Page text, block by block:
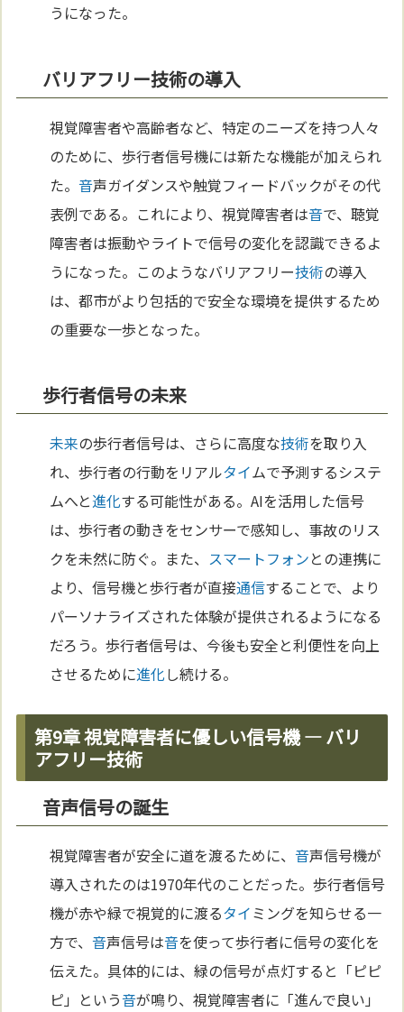
うになった。
バリアフリー技術の導入
視覚障害者や高齢者など、特定のニーズを持つ人々
のために、歩行者信号機には新たな機能が加えられ
た。音声ガイダンスや触覚フィードバックがその代
表例である。これにより、視覚障害者は音で、聴覚
障害者は振動やライトで信号の変化を認識できるよ
うになった。このようなバリアフリー技術の導入
は、都市がより包括的で安全な環境を提供するため
の重要な一歩となった。
歩行者信号の未来
未来の歩行者信号は、さらに高度な技術を取り入
れ、歩行者の行動をリアルタイムで予測するシステ
ムへと進化する可能性がある。AIを活用した信号
は、歩行者の動きをセンサーで感知し、事故のリス
クを未然に防ぐ。また、 スマートフォンとの連携に
より、信号機と歩行者が直接通信することで、より
パーソナライズされた体験が提供されるようになる
だろう。歩行者信号は、今後も安全と利便性を向上
させるために進化し続ける。
第9章 視覚障害者に優しい信号機 — バリ
アフリー技術
音声信号の誕生
視覚障害者が安全に道を渡るために、音声信号機が
導入されたのは1970年代のことだった。歩行者信号
機が赤や緑で視覚的に渡るタイミングを知らせる一
方で、音声信号は音を使って歩行者に信号の変化を
伝えた。具体的には、緑の信号が点灯すると「ピピ
ピ」という音が鳴り、視覚障害者に「進んで良い」